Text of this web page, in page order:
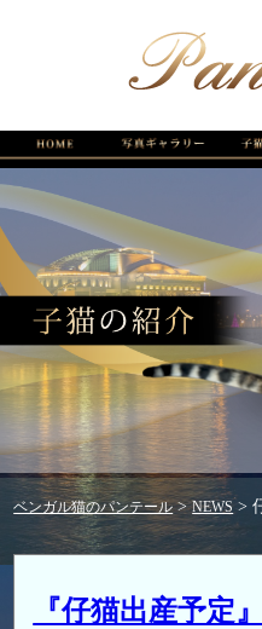
ベンガル猫のパンテール>NEWS >
『仔猫出産予定』